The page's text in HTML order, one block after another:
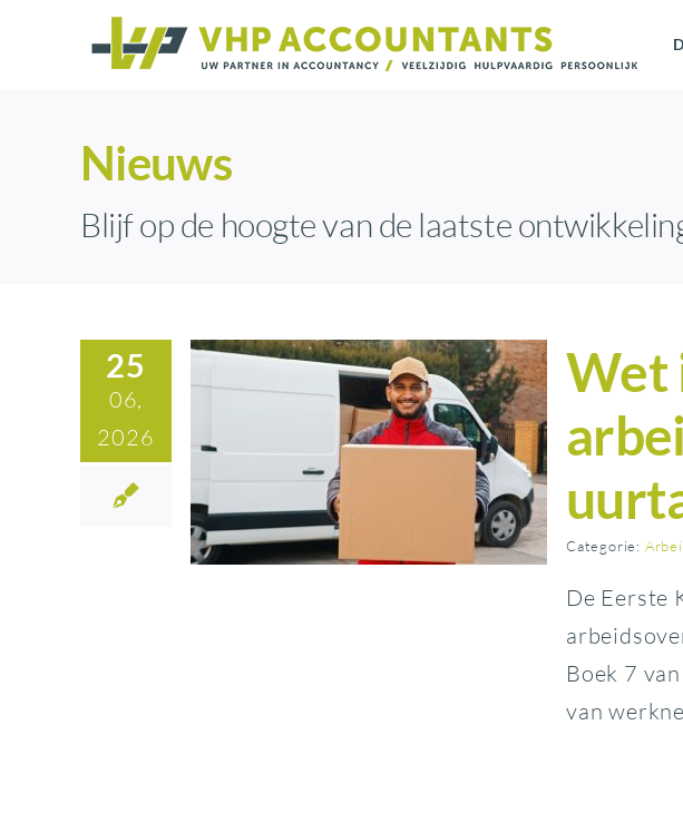
Nieuws
Blijf op de hoogte van de laatste
25
06,
2026
Wet
Categorie:
De Eerste
Boek 7
van